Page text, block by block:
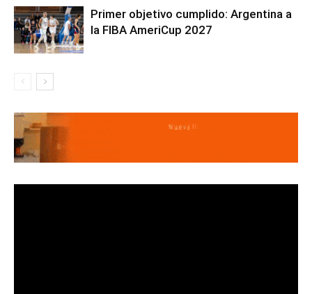
Primer objetivo cumplido: Argentina a
la FIBA AmeriCup 2027